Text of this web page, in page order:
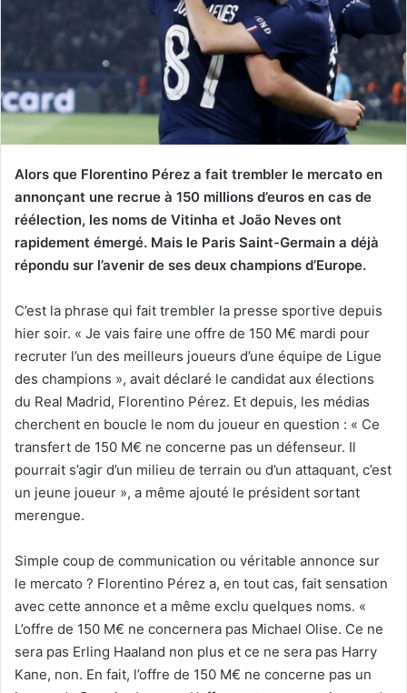
Alors que Florentino Pérez a fait trembler le mercato en
annonçant une recrue à 150 millions d’euros en cas de
réélection, les noms de Vitinha et João Neves ont
rapidement émergé. Mais le Paris Saint-Germain a déjà
répondu sur l’avenir de ses deux champions d’Europe.
C’est la phrase qui fait trembler la presse sportive depuis
hier soir. « Je vais faire une offre de 150 M€ mardi pour
recruter l’un des meilleurs joueurs d’une équipe de Ligue
des champions », avait déclaré le candidat aux élections
du Real Madrid, Florentino Pérez. Et depuis, les médias
cherchent en boucle le nom du joueur en question : « Ce
transfert de 150 M€ ne concerne pas un défenseur. Il
pourrait s’agir d’un milieu de terrain ou d’un attaquant, c’est
un jeune joueur », a même ajouté le président sortant
merengue.
Simple coup de communication ou véritable annonce sur
le mercato ? Florentino Pérez a, en tout cas, fait sensation
avec cette annonce et a même exclu quelques noms. «
L’offre de 150 M€ ne concernera pas Michael Olise. Ce ne
sera pas Erling Haaland non plus et ce ne sera pas Harry
Kane, non. En fait, l’offre de 150 M€ ne concerne pas un